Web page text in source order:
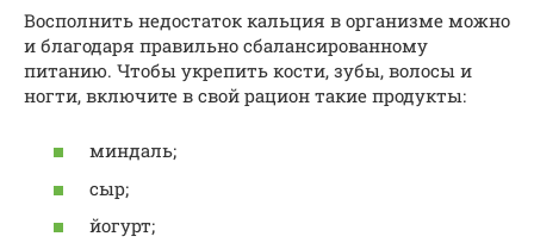
Восполнить недостаток кальция в организме можно
и благодаря правильно сбалансированному
питанию. Чтобы укрепить кости, зубы, волосы и
ногти, включите в свой рацион такие продукты:
миндаль;
сыр;
йогурт;